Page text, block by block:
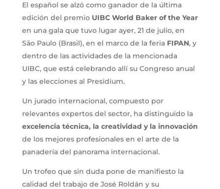
El español se alzó como ganador de la última
edición del premio UIBC World Baker of the Year
en una gala que tuvo lugar ayer, 21 de julio, en
São Paulo (Brasil), en el marco de la feria FIPAN, y
dentro de las actividades de la mencionada
UIBC, que está celebrando allí su Congreso anual
y las elecciones al Presidium.
Un jurado internacional, compuesto por
relevantes expertos del sector, ha distinguido la
excelencia técnica, la creatividad y la innovación
de los mejores profesionales en el arte de la
panadería del panorama internacional.
Un trofeo que sin duda pone de manifiesto la
calidad del trabajo de José Roldán y su